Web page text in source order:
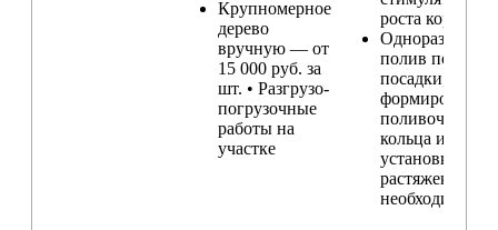
Крупномерное
дерево
вручную — от
15 000 руб. за
шт. • Разгрузо-
погрузочные
работы на
участке
роста корней
Одноразовый
полив после
посадки,
формирование
поливочного
кольца и
установка
растяжек (при